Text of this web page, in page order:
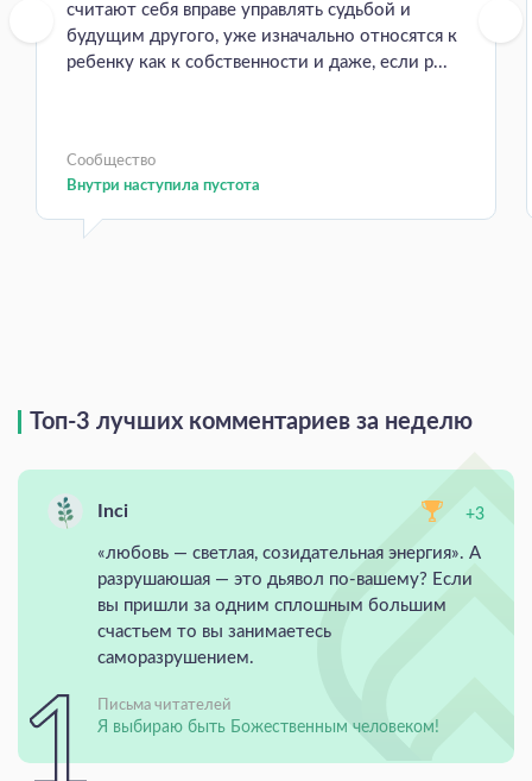
считают себя вправе управлять судьбой и
будущим другого, уже изначально относятся к
ребенку как к собственности и даже, если р...
Сообщество
Внутри наступила пустота
Топ-3 лучших комментариев за неделю
Inci +3
«любовь — светлая, созидательная энергия». А
разрушаюшая — это дьявол по-вашему? Если
вы пришли за одним сплошным большим
счастьем то вы занимаетесь
саморазрушением.
Письма читателей
Я выбираю быть Божественным человеком!